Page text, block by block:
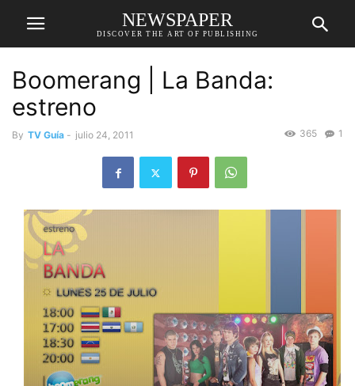
NEWSPAPER
DISCOVER THE ART OF PUBLISHING
Boomerang | La Banda:
estreno
By TV Guía - julio 24, 2011 1
365